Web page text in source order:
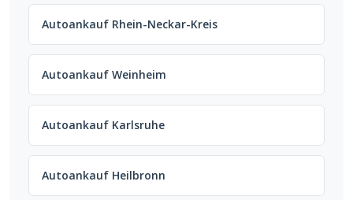
Autoankauf Rhein-Neckar-Kreis
Autoankauf Weinheim
Autoankauf Karlsruhe
Autoankauf Heilbronn